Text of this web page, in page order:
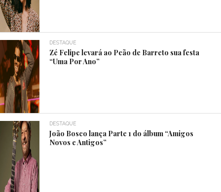
DESTAQUE
Zé Felipe levará ao Peão de Barreto sua festa
“Uma Por Ano”
DESTAQUE
João Bosco lança Parte 1 do álbum “Amigos
Novos e Antigos”